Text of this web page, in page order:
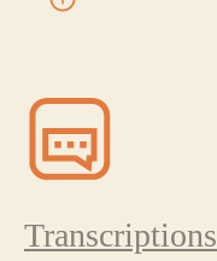
Transcriptions